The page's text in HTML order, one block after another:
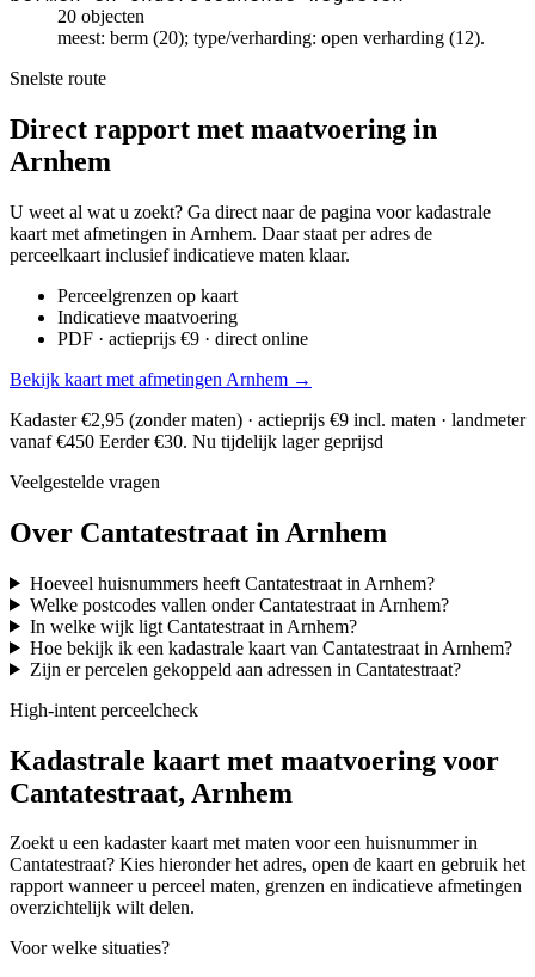
20 objecten
meest: berm (20); type/verharding: open verharding (12).
Snelste route
Direct rapport met maatvoering in
Arnhem
U weet al wat u zoekt? Ga direct naar de pagina voor kadastrale
kaart met afmetingen in Arnhem. Daar staat per adres de
perceelkaart inclusief indicatieve maten klaar.
Perceelgrenzen op kaart
Indicatieve maatvoering
PDF · actieprijs €9 · direct online
Bekijk kaart met afmetingen Arnhem →
Kadaster €2,95 (zonder maten) · actieprijs €9 incl. maten · landmeter
vanaf €450 Eerder €30. Nu tijdelijk lager geprijsd
Veelgestelde vragen
Over Cantatestraat in Arnhem
Hoeveel huisnummers heeft Cantatestraat in Arnhem?
Welke postcodes vallen onder Cantatestraat in Arnhem?
In welke wijk ligt Cantatestraat in Arnhem?
Hoe bekijk ik een kadastrale kaart van Cantatestraat in Arnhem?
Zijn er percelen gekoppeld aan adressen in Cantatestraat?
High-intent perceelcheck
Kadastrale kaart met maatvoering voor
Cantatestraat, Arnhem
Zoekt u een kadaster kaart met maten voor een huisnummer in
Cantatestraat? Kies hieronder het adres, open de kaart en gebruik het
rapport wanneer u perceel maten, grenzen en indicatieve afmetingen
overzichtelijk wilt delen.
Voor welke situaties?